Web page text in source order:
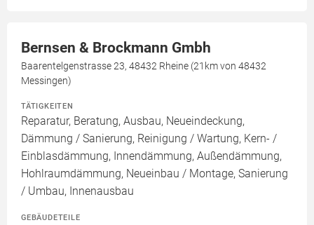
Bernsen & Brockmann Gmbh
Baarentelgenstrasse 23, 48432 Rheine (21km von 48432
Messingen)
TÄTIGKEITEN
Reparatur, Beratung, Ausbau, Neueindeckung,
Dämmung / Sanierung, Reinigung / Wartung, Kern- /
Einblasdämmung, Innendämmung, Außendämmung,
Hohlraumdämmung, Neueinbau / Montage, Sanierung
/ Umbau, Innenausbau
GEBÄUDETEILE